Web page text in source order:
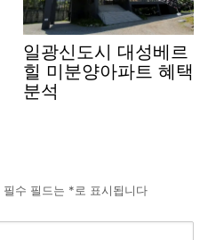
일광신도시 대성베르
힐 미분양아파트 혜택
분석
필수 필드는 *로 표시됩니다